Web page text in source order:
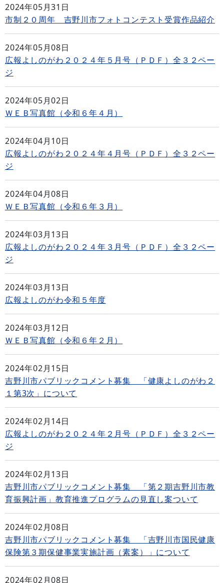
2024年05月31日
市制２０周年 吉野川市フォトコンテスト受賞作品紹介
2024年05月08日
広報よしのがわ２０２４年５月号（ＰＤＦ）全３２ペー
ジ
2024年05月02日
ＷＥＢ写真館（令和６年４月）
2024年04月10日
広報よしのがわ２０２４年４月号（ＰＤＦ）全３２ペー
ジ
2024年04月08日
ＷＥＢ写真館（令和６年３月）
2024年03月13日
広報よしのがわ２０２４年３月号（ＰＤＦ）全３２ペー
ジ
2024年03月13日
広報よしのがわ令和５年度
2024年03月12日
ＷＥＢ写真館（令和６年２月）
2024年02月15日
吉野川市パブリックコメント募集 「健康よしのがわ２
１第3次」について
2024年02月14日
広報よしのがわ２０２４年２月号（ＰＤＦ）全３２ペー
ジ
2024年02月13日
吉野川市パブリックコメント募集 「第２期吉野川市教
育振興計画」教育推進プログラムの見直し案ついて
2024年02月08日
吉野川市パブリックコメント募集 「吉野川市国民健康
保険第３期保健事業実施計画（素案）」について
2024年02月08日